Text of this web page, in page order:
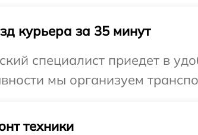
курьера за 35 минут
специалист приедет в
мы организуем
техники